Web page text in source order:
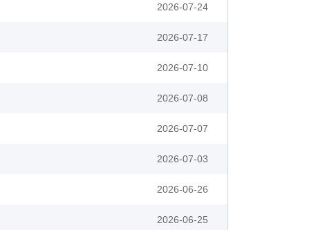
2026-07-24
2026-07-17
2026-07-10
2026-07-08
2026-07-07
2026-07-03
2026-06-26
2026-06-25